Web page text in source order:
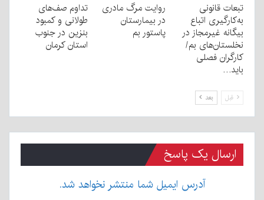
تبعات قانونی
به‌کارگیری اتباع
بیگانه غیرمجاز در
نخلستان‌های بم/
کارگران فصلی
باید…
روایت مرگ مادری
در بیمارستان
پاستور بم
تداوم صف‌های
طولانی و کمبود
بنزین در جنوب
استان کرمان
قبل بعد
ارسال یک پاسخ
آدرس ایمیل شما منتشر نخواهد شد.